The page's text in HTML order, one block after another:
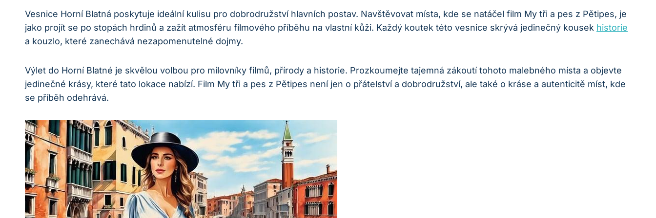
Vesnice Horní Blatná poskytuje ideální kulisu pro dobrodružství hlavních postav. Navštěvovat místa, kde se natáčel film My tři a pes z Pětipes, je
jako projít se po stopách hrdinů a zažít atmosféru filmového příběhu na vlastní kůži. Každý koutek této vesnice skrývá jedinečný kousek historie
a kouzlo, které zanechává nezapomenutelné dojmy.
Výlet do Horní Blatné je skvělou volbou pro milovníky filmů, přírody a historie. Prozkoumejte tajemná zákoutí tohoto malebného místa a objevte
jedinečné krásy, které tato lokace nabízí. Film My tři a pes z Pětipes není jen o přátelství a dobrodružství, ale také o kráse a autenticitě míst, kde
se příběh odehrává.